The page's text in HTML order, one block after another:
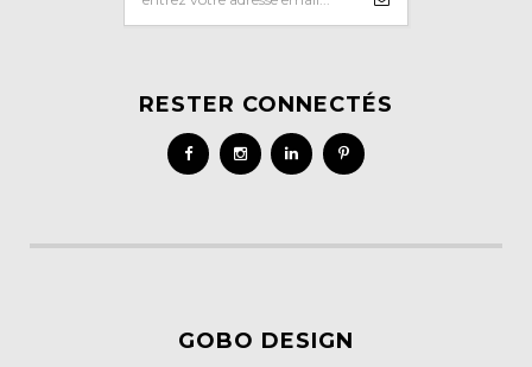
RESTER CONNECTÉS
GOBO DESIGN